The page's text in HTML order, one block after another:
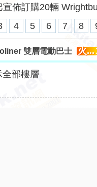
宣佈訂購20輛
4 5 6 7 8
雙層電動巴士 火...
全部樓層